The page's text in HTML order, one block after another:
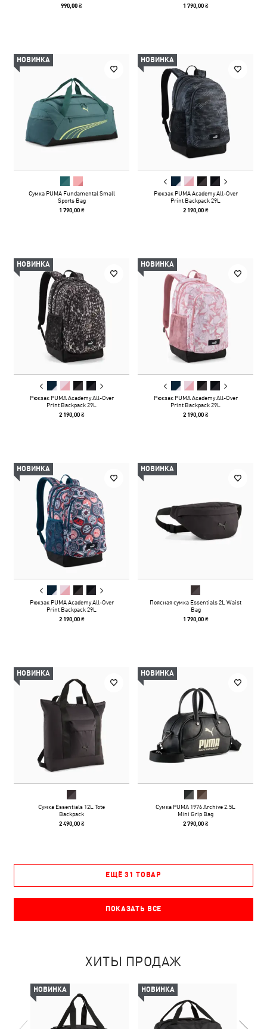
990,00 ₴ 1 790,00 ₴
НОВИНКА
Сумка PUMA Fundamental Small
Sports Bag
1 790,00 ₴
НОВИНКА
Рюкзак PUMA Academy All-Over
Print Backpack 29L
2 190,00 ₴
НОВИНКА
Рюкзак PUMA Academy All-Over
Print Backpack 29L
2 190,00 ₴
НОВИНКА
Рюкзак PUMA Academy All-Over
Print Backpack 29L
2 190,00 ₴
НОВИНКА
Рюкзак PUMA Academy All-Over
Print Backpack 29L
2 190,00 ₴
НОВИНКА
Поясная сумка Essentials 2L Waist
Bag
1 790,00 ₴
НОВИНКА
Сумка Essentials 12L Tote
Backpack
2 490,00 ₴
НОВИНКА
Сумка PUMA 1976 Archive 2.5L
Mini Grip Bag
2 790,00 ₴
ЕЩЁ 31 ТОВАР
ПОКАЗАТЬ ВСЕ
ХИТЫ ПРОДАЖ
НОВИНКА НОВИНКА